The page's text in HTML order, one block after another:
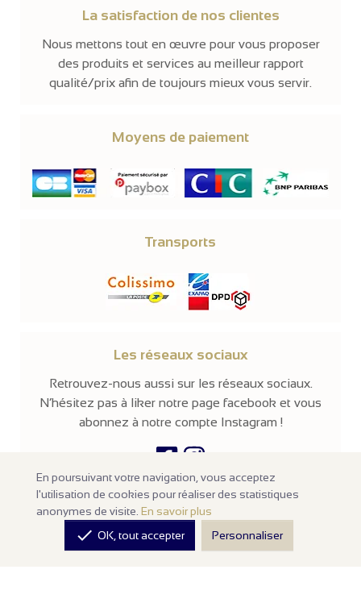
La satisfaction de nos clientes
Nous mettons tout en œuvre pour vous proposer
des produits et services au meilleur rapport
qualité/prix afin de toujours mieux vous servir.
Moyens de paiement
Transports
Les réseaux sociaux
Retrouvez-nous aussi sur les réseaux sociaux.
N’hésitez pas à liker notre page facebook et vous
abonnez à notre compte Instagram !
© 2026 -Parissima-Tous droits réservés
En poursuivant votre navigation, vous acceptez
l'utilisation de cookies pour réaliser des statistiques
anonymes de visite. En savoir plus
 OK, tout accepter Personnaliser
Notre site en ligne estréservé aux professionnels
la beauté. Les prix sont affichés hors taxes. Nos produits sont
vendus à l'unité avec un minimum d'achats de100€ HT